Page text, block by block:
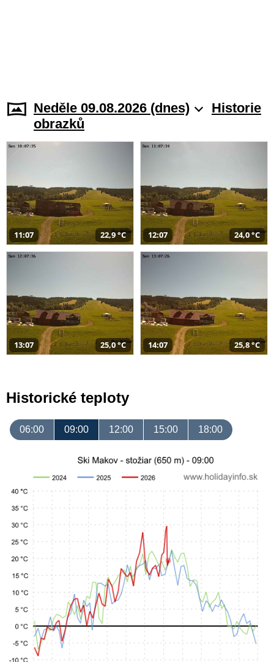
Neděle 09.08.2026 (dnes)
Historie
obrazků
11:07 22,9 °C 12:07 24,0 °C
13:07 25,0 °C 14:07 25,8 °C
Historické teploty
06:00 09:00 12:00 15:00 18:00